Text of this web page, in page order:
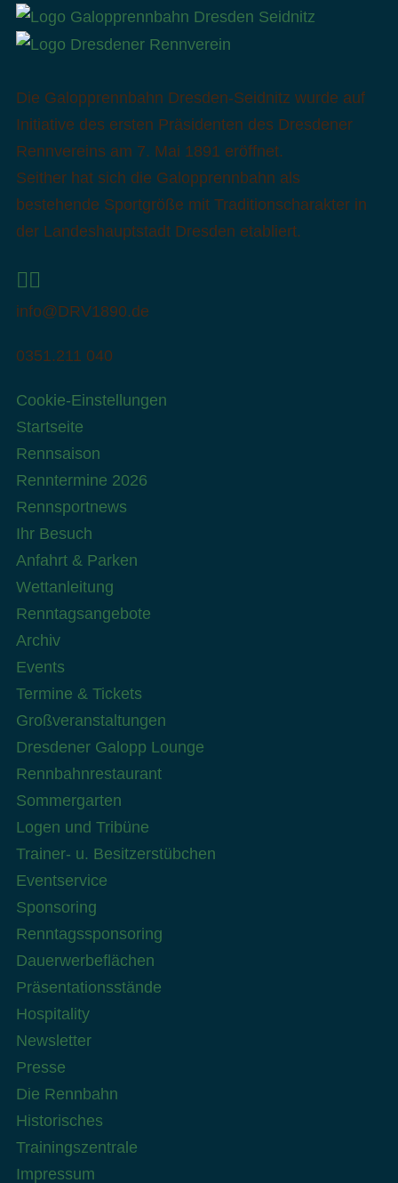
Die Galopprennbahn Dresden-Seidnitz wurde auf
Initiative des ersten Präsidenten des Dresdener
Rennvereins am 7. Mai 1891 eröffnet.
Seither hat sich die Galopprennbahn als
bestehende Sportgröße mit Traditionscharakter in
der Landeshauptstadt Dresden etabliert.
info@DRV1890.de
0351.211 040
Cookie-Einstellungen
Startseite
Rennsaison
Renntermine 2026
Rennsportnews
Ihr Besuch
Anfahrt & Parken
Wettanleitung
Renntagsangebote
Archiv
Events
Termine & Tickets
Großveranstaltungen
Dresdener Galopp Lounge
Rennbahnrestaurant
Sommergarten
Logen und Tribüne
Trainer- u. Besitzerstübchen
Eventservice
Sponsoring
Renntagssponsoring
Dauerwerbeflächen
Präsentationsstände
Hospitality
Newsletter
Presse
Die Rennbahn
Historisches
Trainingszentrale
Impressum